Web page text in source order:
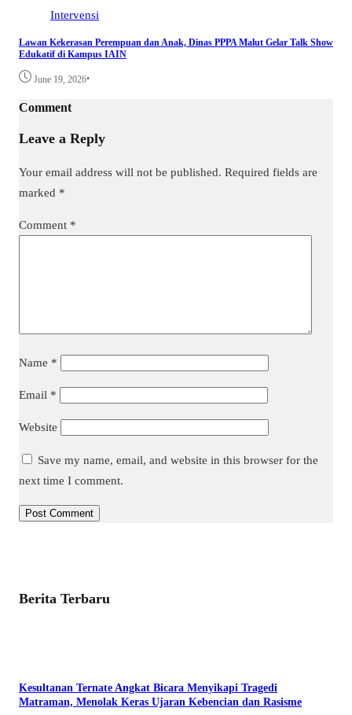
Intervensi
Lawan Kekerasan Perempuan dan Anak, Dinas PPPA Malut Gelar Talk Show
Edukatif di Kampus IAIN
June 19, 2026•
Comment
Leave a Reply
Your email address will not be published. Required fields are
marked *
Comment *
Name *
Email *
Website
Save my name, email, and website in this browser for the
next time I comment.
Berita Terbaru
Kesultanan Ternate Angkat Bicara Menyikapi Tragedi
Matraman, Menolak Keras Ujaran Kebencian dan Rasisme